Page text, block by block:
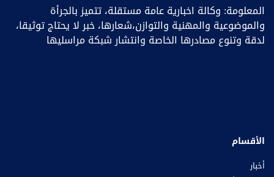
المعلومة: وكالة اخبارية عامة مستقلة، تتميز بالجرأة
والموضوعية والمهنية والتوازن،شعارها، خبر ﻻ يحتاج توثيقا،
لدقة وتنوع مصادرها الخاصة وانتشار شبكة مراسليها
الأقسام
أخبار